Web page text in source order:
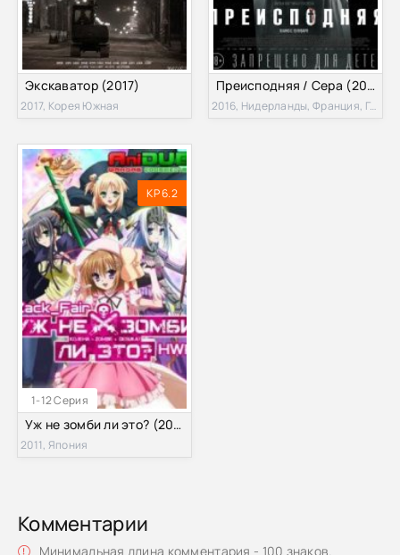
Экскаватор (2017)
2017, Корея Южная
Преисподняя / Сера (2016)
2016, Нидерланды, Франция, Германия, Бельгия, Швеция, Великобритания
1-12 Серия
KP 6.2
Уж не зомби ли это? (2011)
2011, Япония
Комментарии
Минимальная длина комментария - 100 знаков.